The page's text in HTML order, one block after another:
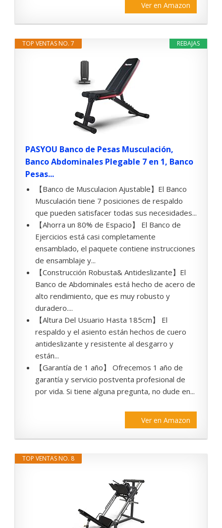
Ver en Amazon
REBAJAS
TOP VENTAS NO. 7
PASYOU Banco de Pesas Musculación,
Banco Abdominales Plegable 7 en 1, Banco
Pesas...
【Banco de Musculacion Ajustable】El Banco
Musculación tiene 7 posiciones de respaldo
que pueden satisfacer todas sus necesidades...
【Ahorra un 80% de Espacio】 El Banco de
Ejercicios está casi completamente
ensamblado, el paquete contiene instrucciones
de ensamblaje y...
【Construcción Robusta& Antideslizante】El
Banco de Abdominales está hecho de acero de
alto rendimiento, que es muy robusto y
duradero....
【Altura Del Usuario Hasta 185cm】 El
respaldo y el asiento están hechos de cuero
antideslizante y resistente al desgarro y
están...
【Garantía de 1 año】 Ofrecemos 1 año de
garantía y servicio postventa profesional de
por vida. Si tiene alguna pregunta, no dude en...
Ver en Amazon
TOP VENTAS NO. 8